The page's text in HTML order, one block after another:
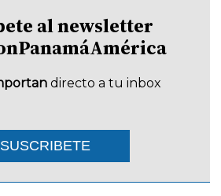
al newsletter
directo a tu inbox
SUSCRIBETE